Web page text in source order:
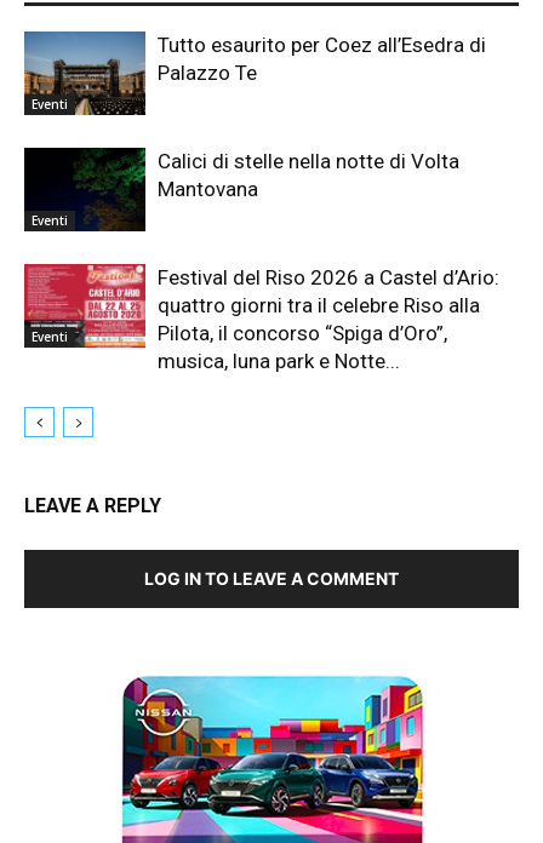
Eventi
Tutto esaurito per Coez all’Esedra di
Palazzo Te
Eventi
Calici di stelle nella notte di Volta
Mantovana
Eventi
Festival del Riso 2026 a Castel d’Ario:
quattro giorni tra il celebre Riso alla
Pilota, il concorso “Spiga d’Oro”,
musica, luna park e Notte...
LEAVE A REPLY
LOG IN TO LEAVE A COMMENT